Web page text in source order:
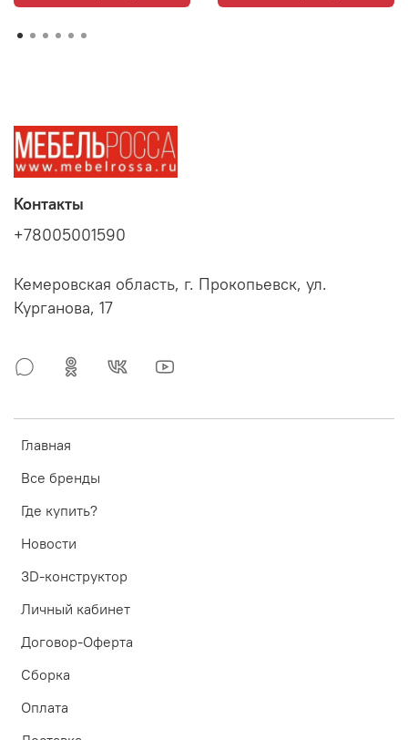
Главная
Все бренды
Где купить?
Новости
3D-конструктор
Личный кабинет
Договор-Оферта
Сборка
Оплата
Контакты
+78005001590
Кемеровская область, г. Прокопьевск, ул.
Курганова, 17